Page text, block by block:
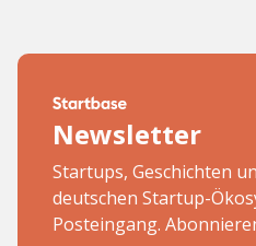
Newsletter
Startups, Geschichten
deutschen Startup-
Posteingang.